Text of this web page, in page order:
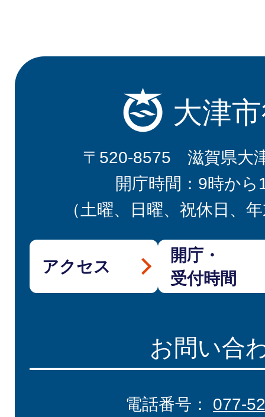
大津
〒520-8575 滋賀県大
開庁時間：9時から
（土曜、日曜、祝休日、
アクセス
開庁・
受付時間
お問い合
電話番号： 077-